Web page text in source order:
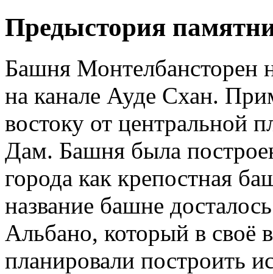
Предыстория
Башня Монтелбансторен
на канале Ауде Схан.
востоку от центральной
Дам. Башня была
города как крепостная
название башне
Альбано, который в своё
планировали построить